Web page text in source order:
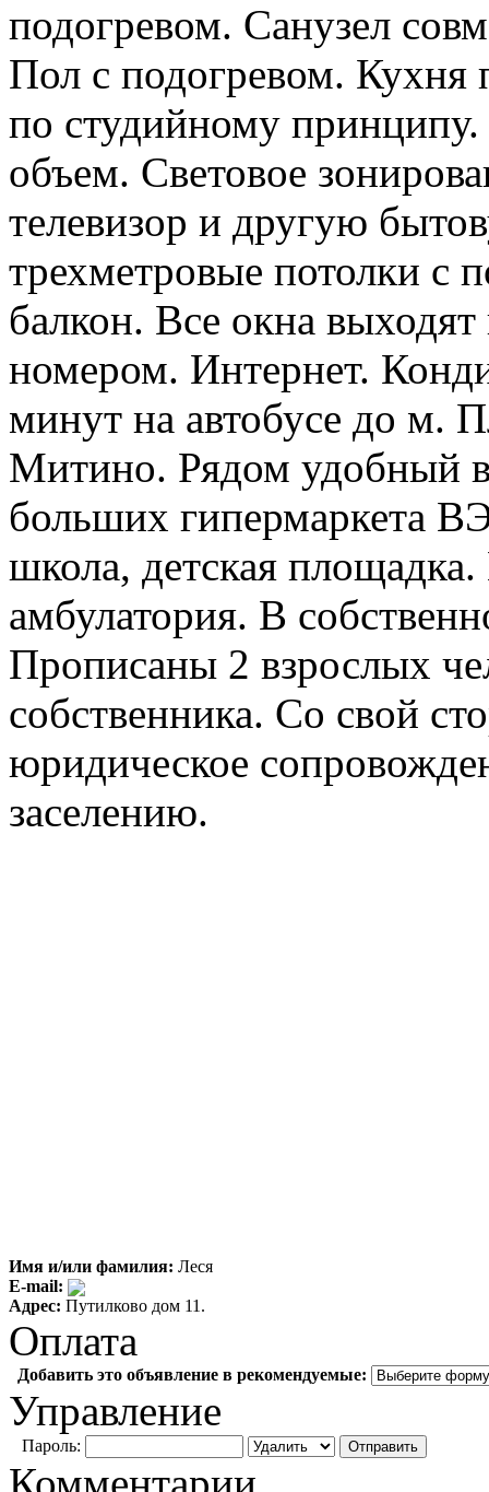
подогревом. Санузел
Пол с подогревом. Кухня
по студийному
объем. Световое
телевизор и другую
трехметровые потолки с
балкон. Все окна
номером. Интернет.
минут на автобусе до м.
Митино. Рядом удобный
больших гипермаркета
школа, детская
амбулатория. В
Прописаны 2 взрослых
собственника. Со свой
юридическое
заселению.
Имя и/или фамилия: Леся
E-mail:
Адрес: Путилково дом 11.
Оплата
Добавить это объявление в рекомендуемые:
Управление
Пароль: